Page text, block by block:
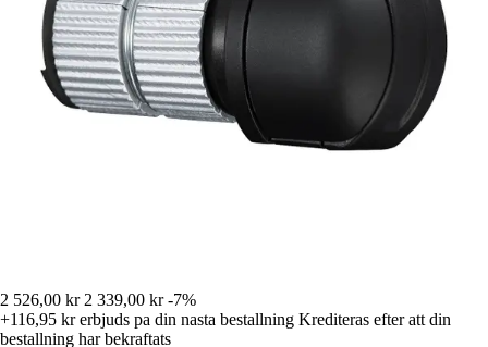
2 526,00 kr 2 339,00 kr -7%
+116,95 krerbjuds pa din nasta bestallning Krediteras efter att din
bestallning har bekraftats